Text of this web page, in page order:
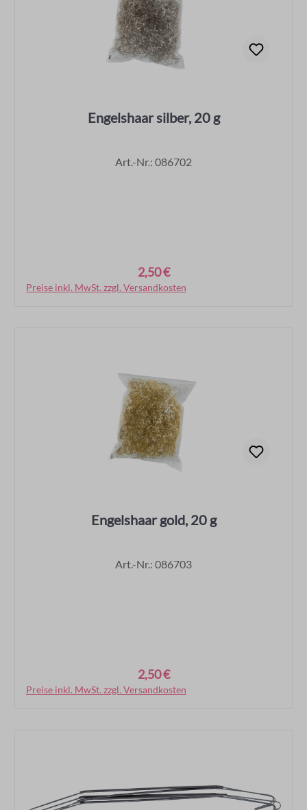
Engelshaar silber, 20 g
Art.-Nr.: 086702
2,50 €
Preise inkl. MwSt. zzgl. Versandkosten
In den Warenkorb
Engelshaar gold, 20 g
Art.-Nr.: 086703
2,50 €
Preise inkl. MwSt. zzgl. Versandkosten
In den Warenkorb